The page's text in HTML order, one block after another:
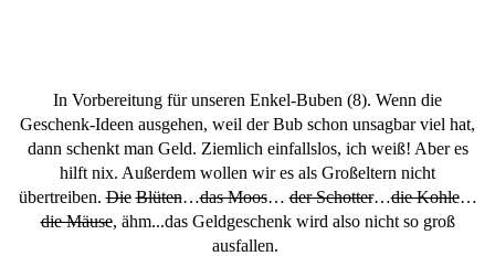
In Vorbereitung für unseren Enkel-Buben (8). Wenn die
Geschenk-Ideen ausgehen, weil der Bub schon unsagbar viel hat,
dann schenkt man Geld. Ziemlich einfallslos, ich weiß! Aber es
hilft nix. Außerdem wollen wir es als Großeltern nicht
übertreiben.Die Blüten…das Moos…der Schotter…die Kohle…
die Mäuse, ähm...das Geldgeschenk wird also nicht so groß
ausfallen.